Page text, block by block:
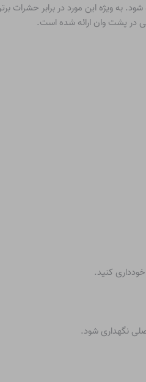
ویژه این مورد در برابر حشرات
در پشت وان ارائه شده است.
کنید.
نگهداری شود.